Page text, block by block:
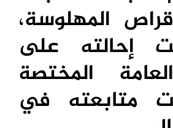
المهلوسة،
إحالته على
المختصة
متابعته في